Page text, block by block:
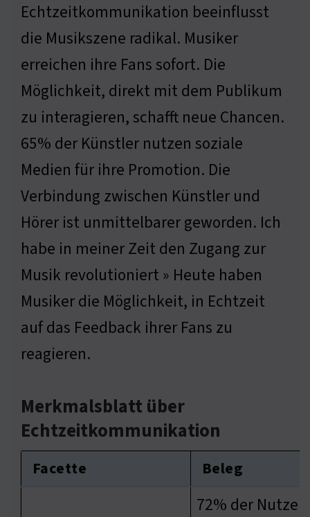
Echtzeitkommunikation beeinflusst
die Musikszene radikal. Musiker
erreichen ihre Fans sofort. Die
Möglichkeit, direkt mit dem Publikum
zu interagieren, schafft neue Chancen.
65% der Künstler nutzen soziale
Medien für ihre Promotion. Die
Verbindung zwischen Künstler und
Hörer ist unmittelbarer geworden. Ich
habe in meiner Zeit den Zugang zur
Musik revolutioniert » Heute haben
Musiker die Möglichkeit, in Echtzeit
auf das Feedback ihrer Fans zu
reagieren.
Merkmalsblatt über
Echtzeitkommunikation
Facette Beleg
72% der Nutzer